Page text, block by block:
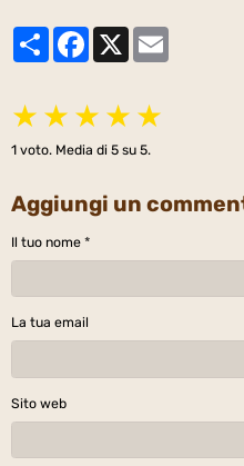
PartagerFacebook
X
★ ★ ★ ★ ★
1 voto. Media di 5 su 5.
Aggiungi un
Il tuo nome
La tua email
Sito web